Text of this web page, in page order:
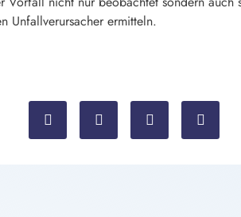
Unfallverursacher ermitteln.